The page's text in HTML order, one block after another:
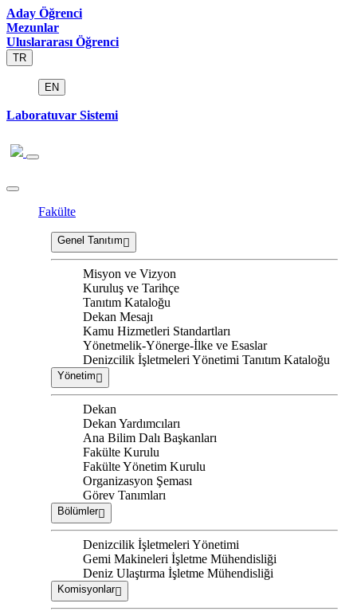
Aday Öğrenci
Mezunlar
Uluslararası Öğrenci
TR
EN
Laboratuvar Sistemi
Fakülte
Genel Tanıtım
Misyon ve Vizyon
Kuruluş ve Tarihçe
Tanıtım Kataloğu
Dekan Mesajı
Kamu Hizmetleri Standartları
Yönetmelik-Yönerge-İlke ve Esaslar
Denizcilik İşletmeleri Yönetimi Tanıtım Kataloğu
Yönetim
Dekan
Dekan Yardımcıları
Ana Bilim Dalı Başkanları
Fakülte Kurulu
Fakülte Yönetim Kurulu
Organizasyon Şeması
Görev Tanımları
Bölümler
Denizcilik İşletmeleri Yönetimi
Gemi Makineleri İşletme Mühendisliği
Deniz Ulaştırma İşletme Mühendisliği
Komisyonlar